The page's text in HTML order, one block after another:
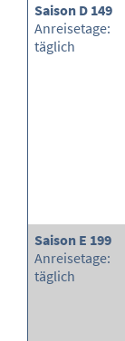
Saison D 149
Anreisetage:
täglich
Saison E 199
Anreisetage:
täglich